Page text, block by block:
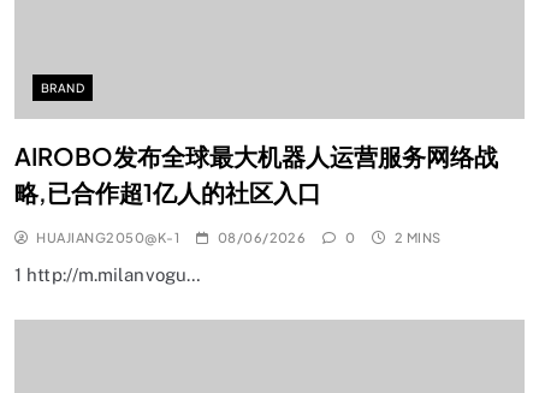
BRAND
AIROBO发布全球最大机器人运营服务网络战
略,已合作超1亿人的社区入口
HUAJIANG2050@K-1 08/06/2026 0 2 MINS
1 http://m.milanvogu…